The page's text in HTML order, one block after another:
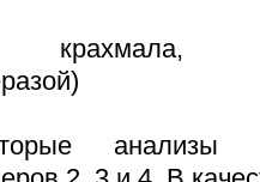
крахмала,
анализы